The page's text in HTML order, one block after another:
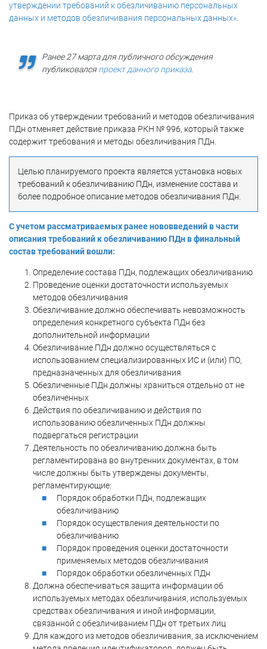
утверждении требований к обезличиванию персональных
данных и методов обезличивания персональных данных».
Ранее 27 марта для публичного обсуждения
публиковался проект данного приказа.
Приказ об утверждении требований и методов обезличивания
ПДн отменяет действие приказа РКН № 996, который также
содержит требования и методы обезличивания ПДн.
Целью планируемого проекта является установка новых
требований к обезличиванию ПДн, изменение состава и
более подробное описание методов обезличивания ПДн.
С учетом рассматриваемых ранее нововведений в части
описания требований к обезличиванию ПДн в финальный
состав требований вошли:
Определение состава ПДн, подлежащих обезличиванию
Проведение оценки достаточности используемых
методов обезличивания
Обезличивание должно обеспечивать невозможность
определения конкретного субъекта ПДн без
дополнительной информации
Обезличивание ПДн должно осуществляться с
использованием специализированных ИС и (или) ПО,
предназначенных для обезличивания
Обезличенные ПДн должны храниться отдельно от не
обезличенных
Действия по обезличиванию и действия по
использованию обезличенных ПДн должны
подвергаться регистрации
Деятельность по обезличиванию должна быть
регламентирована во внутренних документах, в том
числе должны быть утверждены документы,
регламентирующие:
Порядок обработки ПДн, подлежащих
обезличиванию
Порядок осуществления деятельности по
обезличиванию
Порядок проведения оценки достаточности
применяемых методов обезличивания
Порядок обработки обезличенных ПДн
Должна обеспечиваться защита информации об
используемых методах обезличивания, используемых
средствах обезличивания и иной информации,
связанной с обезличиванием ПДн от третьих лиц
Для каждого из методов обезличивания, за исключением